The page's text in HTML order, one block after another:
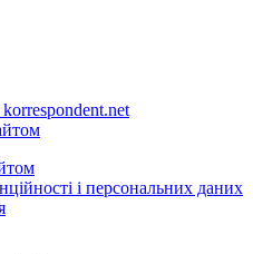
і персональних даних